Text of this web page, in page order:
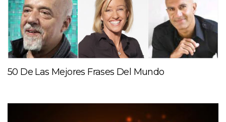
50 De Las Mejores Frases Del Mundo